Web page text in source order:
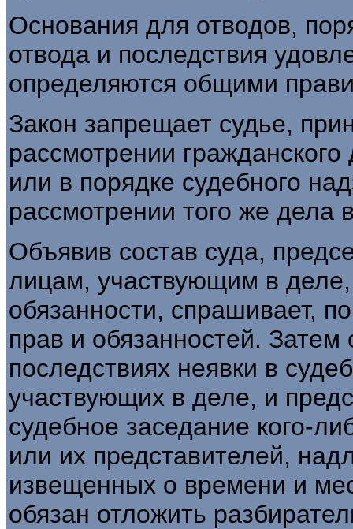
Основания для отводов,
отвода и последствия
определяются общими
Закон запрещает судье,
рассмотрении
или в порядке судебного
рассмотрении того же дела
Объявив состав суда,
лицам, участвующим в
обязанности, спрашивает,
прав и обязанностей. Затем
последствиях неявки в
участвующих в деле, и
судебное заседание кого-
или их представителей,
извещенных о времени и
обязан отложить